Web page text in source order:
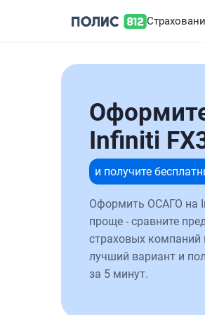
Infiniti
и получите
Оформить ОСАГО на
проще - сравните
страховых компаний
лучший вариант и
за 5 минут.